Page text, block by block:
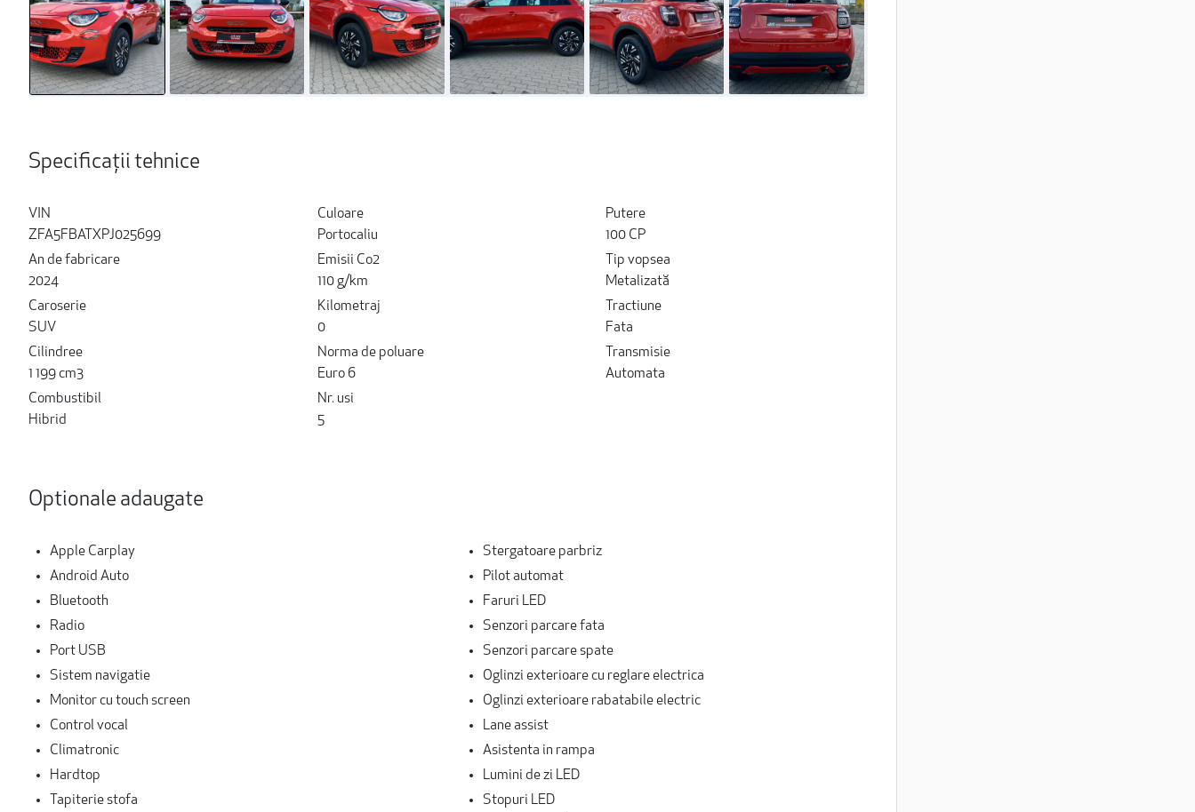
Specificații tehnice
VIN
ZFA5FBATXPJ025699
An de fabricare
2024
Caroserie
SUV
Cilindree
1 199 cm3
Combustibil
Hibrid
Culoare
Portocaliu
Emisii Co2
110 g/km
Kilometraj
0
Norma de poluare
Euro 6
Nr. usi
5
Putere
100 CP
Tip vopsea
Metalizată
Tractiune
Fata
Transmisie
Automata
Optionale adaugate
Apple Carplay
Android Auto
Bluetooth
Radio
Port USB
Sistem navigatie
Monitor cu touch screen
Control vocal
Climatronic
Hardtop
Tapiterie stofa
Stergatoare parbriz
Pilot automat
Faruri LED
Senzori parcare fata
Senzori parcare spate
Oglinzi exterioare cu reglare electrica
Oglinzi exterioare rabatabile electric
Lane assist
Asistenta in rampa
Lumini de zi LED
Stopuri LED